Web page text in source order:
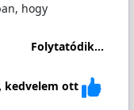
hogy
Folytatódik...
kedvelem ott